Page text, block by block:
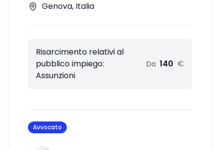
Genova, Italia
Risarcimento relativi al
pubblico impiego:
Assunzioni
Da 140 €
Avvocato